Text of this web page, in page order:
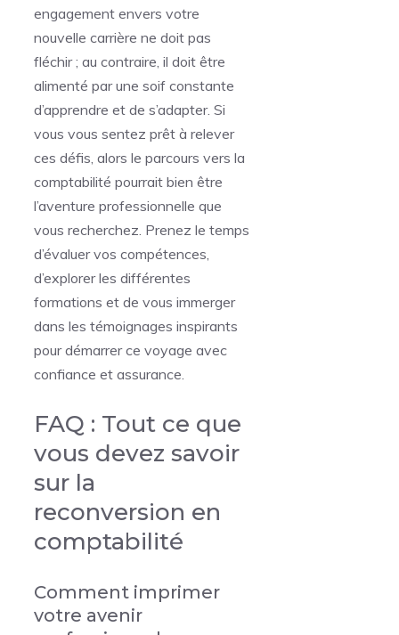
engagement envers votre
nouvelle carrière ne doit pas
fléchir ; au contraire, il doit être
alimenté par une soif constante
d’apprendre et de s’adapter. Si
vous vous sentez prêt à relever
ces défis, alors le parcours vers la
comptabilité pourrait bien être
l’aventure professionnelle que
vous recherchez. Prenez le temps
d’évaluer vos compétences,
d’explorer les différentes
formations et de vous immerger
dans les témoignages inspirants
pour démarrer ce voyage avec
confiance et assurance.
FAQ : Tout ce que
vous devez savoir
sur la
reconversion en
comptabilité
Comment imprimer
votre avenir